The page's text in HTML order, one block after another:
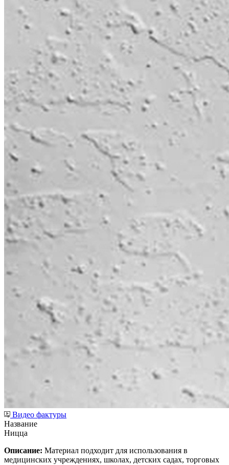
Видео фактуры
Название
Ницца
Описание: Материал подходит для использования в
медицинских учреждениях, школах, детских садах, торговых